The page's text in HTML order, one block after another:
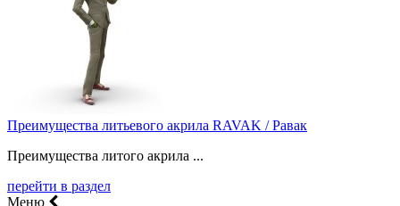
Преимущества литьевого акрила RAVAK / Равак
Преимущества литого акрила ...
перейти в раздел
Меню